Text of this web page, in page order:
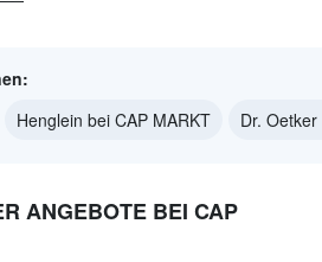
Henglein bei CAP MARKT Dr.
ANGEBOTE BEI CAP